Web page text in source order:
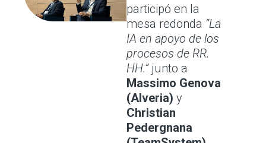
participó en la
mesa redonda “La
IA en apoyo de los
procesos de RR.
HH.”junto a
Massimo Genova
(Alveria) y
Christian
Pedergnana